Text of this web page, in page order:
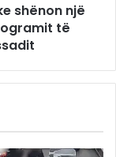
shënon një
të